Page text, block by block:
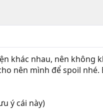
khác nhau, nên không
nên mình để spoil
ý cái này)